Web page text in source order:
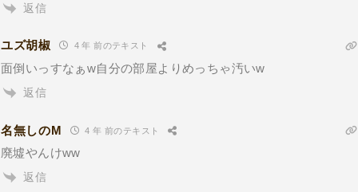
返信
ユズ胡椒 4 年 前のテキスト
面倒いっすなぁw自分の部屋よりめっちゃ汚いw
返信
名無しのM 4 年 前のテキスト
廃墟やんけww
返信